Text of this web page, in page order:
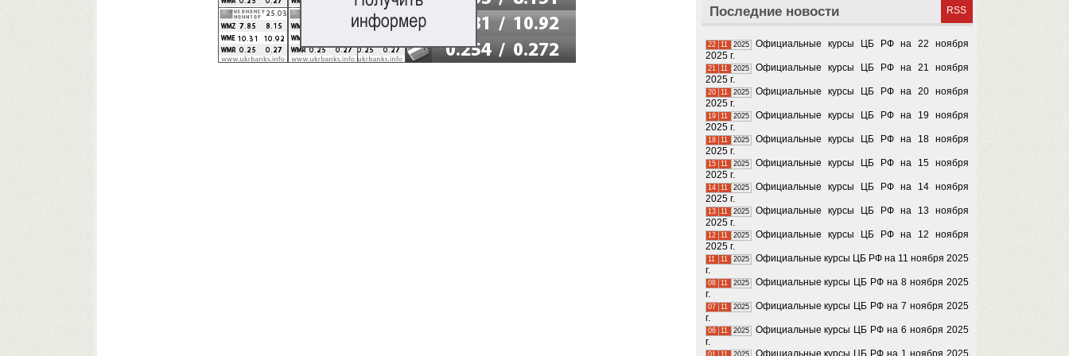
Последние новости RSS
22 11 2025
Официальные курсы ЦБ РФ на 22 ноября
2025 г.
21 11 2025
Официальные курсы ЦБ РФ на 21 ноября
2025 г.
20 11 2025
Официальные курсы ЦБ РФ на 20 ноября
2025 г.
19 11 2025
Официальные курсы ЦБ РФ на 19 ноября
2025 г.
18 11 2025
Официальные курсы ЦБ РФ на 18 ноября
2025 г.
15 11 2025
Официальные курсы ЦБ РФ на 15 ноября
2025 г.
14 11 2025
Официальные курсы ЦБ РФ на 14 ноября
2025 г.
13 11 2025
Официальные курсы ЦБ РФ на 13 ноября
2025 г.
12 11 2025
Официальные курсы ЦБ РФ на 12 ноября
2025 г.
11 11 2025
Официальные курсы ЦБ РФ на 11 ноября 2025
г.
08 11 2025
Официальные курсы ЦБ РФ на 8 ноября 2025
г.
07 11 2025
Официальные курсы ЦБ РФ на 7 ноября 2025
г.
06 11 2025
Официальные курсы ЦБ РФ на 6 ноября 2025
г.
01 11 2025 Официальные курсы ЦБ РФ на 1 ноября 2025